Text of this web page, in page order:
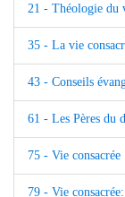
21 - Théologie du
35 - La vie
43 - Conseils
61 - Les Pères du
75 - Vie
79 - Vie